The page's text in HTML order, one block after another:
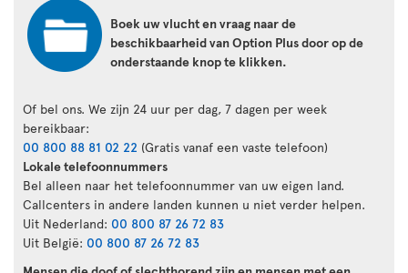
Boek uw vlucht en vraag naar de
beschikbaarheid van Option Plus door op de
onderstaande knop te klikken.
Of bel ons. We zijn 24 uur per dag, 7 dagen per week
bereikbaar:
00 800 88 81 02 22 (Gratis vanaf een vaste telefoon)
Lokale telefoonnummers
Bel alleen naar het telefoonnummer van uw eigen land.
Callcenters in andere landen kunnen u niet verder helpen.
Uit Nederland: 00 800 87 26 72 83
Uit België: 00 800 87 26 72 83